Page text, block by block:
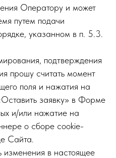
Оператору и может
путем подачи
указанном в п. 5.3.
подтверждения
прошу считать момент
поля и нажатия на
заявку» в Форме
и/или нажатие на
о сборе cookie-
Сайта.
изменения в настоящее